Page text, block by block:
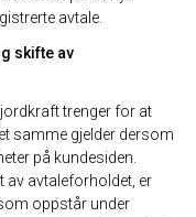
avtale.
skifte av
trenger for at
samme gjelder dersom
på kundesiden.
av avtaleforholdet, er
oppstår under